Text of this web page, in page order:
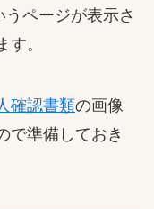
うページが表示さ
。
確認書類の画像
で準備しておき